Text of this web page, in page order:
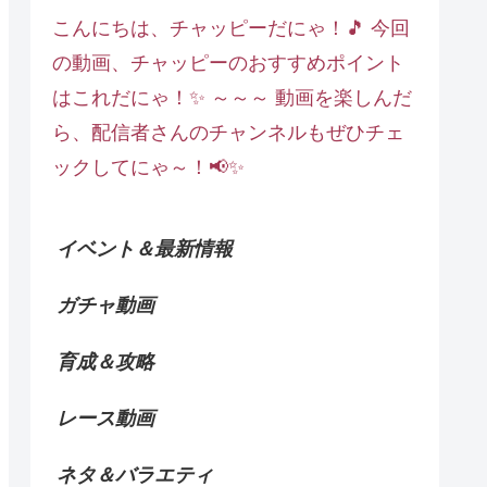
こんにちは、チャッピーだにゃ！🎵 今回
の動画、チャッピーのおすすめポイント
はこれだにゃ！✨ ～～～ 動画を楽しんだ
ら、配信者さんのチャンネルもぜひチェ
ックしてにゃ～！📢✨
イベント＆最新情報
ガチャ動画
育成＆攻略
レース動画
ネタ＆バラエティ